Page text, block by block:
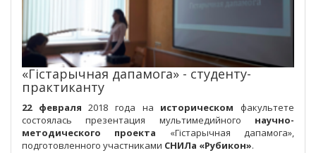
«Гістарычная дапамога» - студенту-
практиканту
22 февраля 2018 года на историческом факультете
состоялась презентация мультимедийного научно-
методического проекта «Гістарычная дапамога»,
подготовленного участниками СНИЛа «Рубикон».